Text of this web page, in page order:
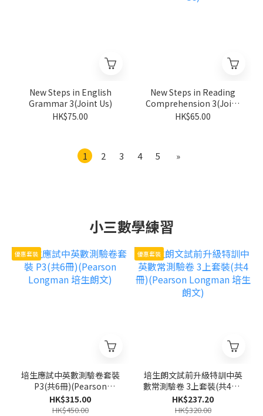
New Steps in English
Grammar 3(Joint Us)
HK$75.00
New Steps in Reading
Comprehension 3(Joint
Us)
HK$65.00
1 2 3 4 5 »
小三數學練習
優惠套裝
培生應試中英數測驗卷套裝
P3(共6冊)(Pearson
Longman 培生朗文)
HK$315.00
HK$450.00
優惠套裝
培生朗文試前升級特訓中英
數常測驗卷 3上套裝(共4冊)
(Pearson Longman 培生
朗文)
HK$237.20
HK$320.00